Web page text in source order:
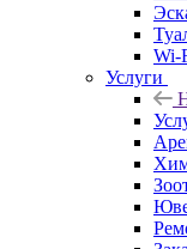
Wi-
Услуги